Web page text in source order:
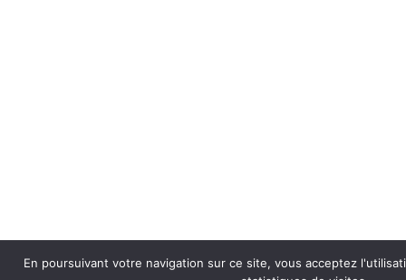
En poursuivant votre navigation sur ce site, vous acceptez